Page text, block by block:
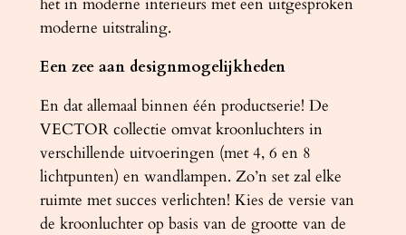
het in moderne interieurs met een uitgesproken
moderne uitstraling.
Een zee aan designmogelijkheden
En dat allemaal binnen één productserie! De
VECTOR collectie omvat kroonluchters in
verschillende uitvoeringen (met 4, 6 en 8
lichtpunten) en wandlampen. Zo’n set zal elke
ruimte met succes verlichten! Kies de versie van
de kroonluchter op basis van de grootte van de